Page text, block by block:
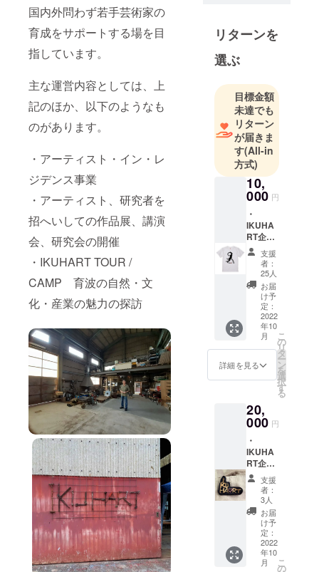
国内外問わず若手芸術家の
育成をサポートする場を目
指しています。
主な運営内容としては、上
記のほか、以下のようなも
のがあります。
・アーティスト・イン・レ
ジデンス事業
・アーティスト、研究者を
招へいしての作品展、講演
会、研究会の開催
・IKUHART TOUR /
CAMP 育波の自然・文
化・産業の魅力の探訪
リターンを
選ぶ
目標金額
未達でも
リターン
が届きま
す(All-in
方式)
10,
000 円
・
IKUHA
RT企画
関連事
業のご
案内 ・
記録等
へのお
名前の
掲載 ・
オリジ
ナルT
シャツ
＊グッ
ズ等の
発送は
降を予
定して
おりま
すが、
展覧会
情報な
ど事前
のお知
らせが
望まし
いもの
に関し
ては、
それ以
前(9月
支援
者：
25人
お届
け予
定：
2022
年10
月
詳細を見る
こ
の
リ
タ
ー
ン
を
選
択
す
る
20,
000 円
・
IKUHA
RT企画
関連事
業のご
案内 ・
記録等
へのお
名前の
掲載 ・
オリジ
ナルT
支援
者：
3人
お届
け予
定：
2022
年10
月
こ
の